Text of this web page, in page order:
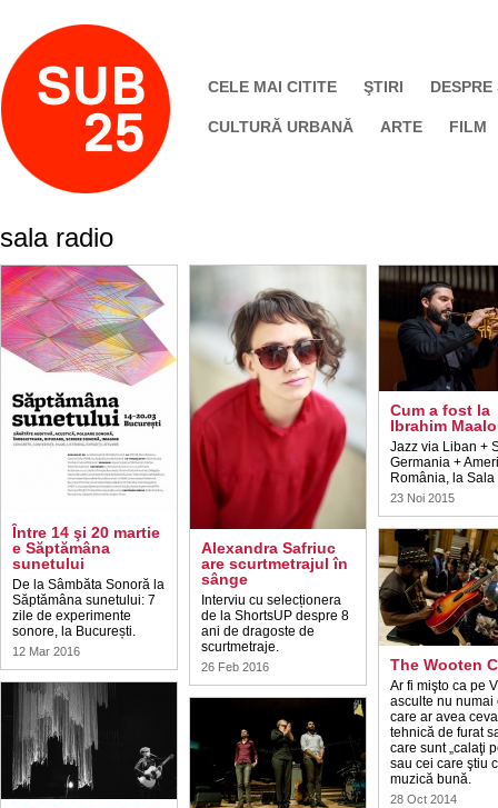
CELE MAI CITITE ŞTIRI DESPRE
CULTURĂ URBANĂ ARTE FILM
sala radio
Între 14 şi 20 martie
e Săptămâna
sunetului
De la Sâmbăta Sonoră la
Săptămâna sunetului: 7
zile de experimente
sonore, la București.
12 Mar 2016
Alexandra Safriuc
are scurtmetrajul în
sânge
Interviu cu selecționera
de la ShortsUP despre 8
ani de dragoste de
scurtmetraje.
26 Feb 2016
Cum a fost la
Ibrahim
Jazz via Liban +
Germania +
România, la
23 Noi 2015
The Wooten
Ar fi mişto ca pe
asculte nu numai
care ar avea ceva
tehnică de furat
care sunt „calaţi
sau cei care ştiu
muzică bună.
28 Oct 2014